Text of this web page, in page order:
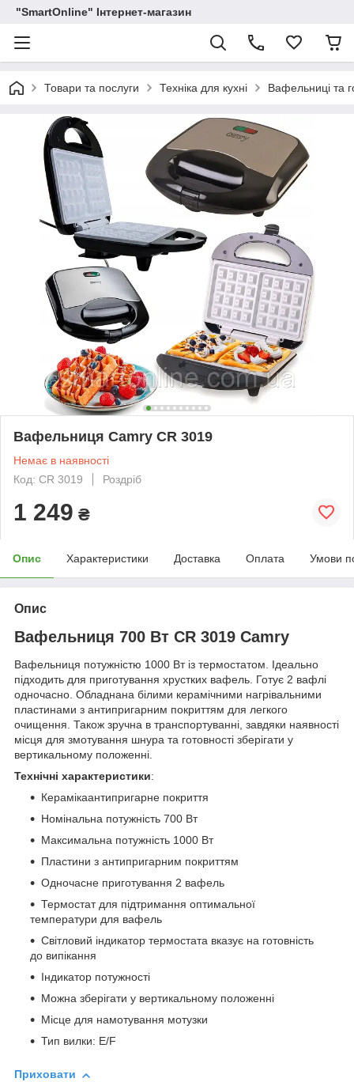
"SmartOnline" Інтернет-магазин
Товари та послуги Техніка для кухні Вафельниці та
Вафельниця Camry CR 3019
Немає в наявності
Код: CR 3019
Роздріб
1 249 ₴
Опис Характеристики Доставка Оплата Умови
Опис
Вафельниця 700 Вт CR 3019 Camry
Вафельниця потужністю 1000 Вт із термостатом. Ідеально
підходить для приготування хрустких вафель. Готує 2 вафлі
одночасно. Обладнана білими керамічними нагрівальними
пластинами з антипригарним покриттям для легкого
очищення. Також зручна в транспортуванні, завдяки наявності
місця для змотування шнура та готовності зберігати у
вертикальному положенні.
Технічні характеристики:
Керамікаантипригарне покриття
Номінальна потужність 700 Вт
Максимальна потужність 1000 Вт
Пластини з антипригарним покриттям
Одночасне приготування 2 вафель
Термостат для підтримання оптимальної
температури для вафель
Світловий індикатор термостата вказує на готовність
до випікання
Індикатор потужності
Можна зберігати у вертикальному положенні
Місце для намотування мотузки
Тип вилки: E/F
Приховати